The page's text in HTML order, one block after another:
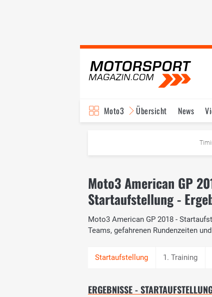
Moto3 Übersicht News
Moto3 American GP
Startaufstellung -
Moto3 American GP 2018 -
Teams, gefahrenen Rundenzeiten
1. Training
ERGEBNISSE -